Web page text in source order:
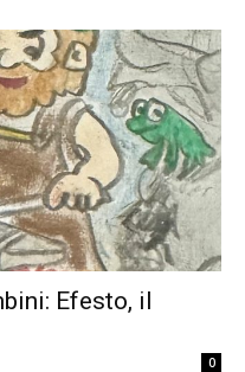
Efesto, il
0